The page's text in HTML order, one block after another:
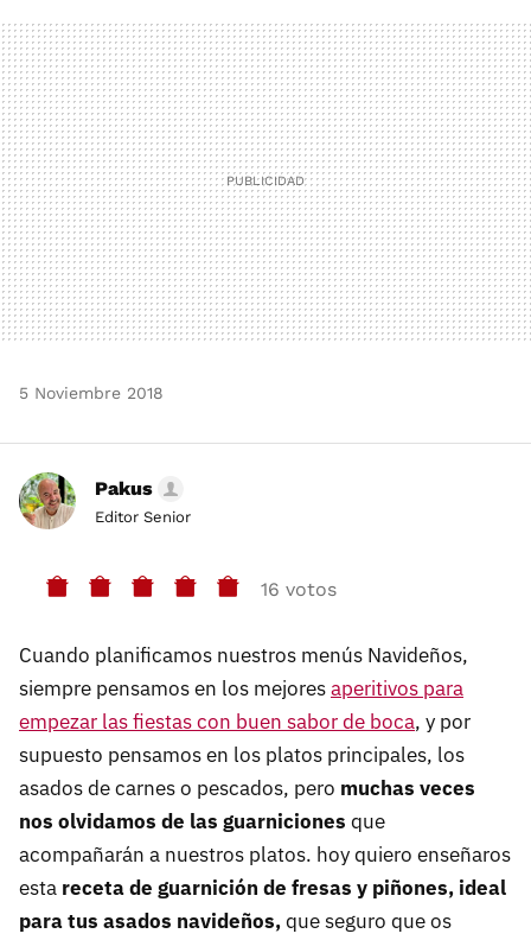
MAIL
5 Noviembre 2018
Pakus
Editor Senior
16 votos
Cuando planificamos nuestros menús Navideños,
siempre pensamos en los mejoresaperitivos para
empezar las fiestas con buen sabor de boca, y por
supuesto pensamos en los platos principales, los
asados de carnes o pescados, pero muchas veces
nos olvidamos de las guarniciones que
acompañarán a nuestros platos. hoy quiero enseñaros
esta receta de guarnición de fresas y piñones, ideal
para tus asados navideños,que seguro que os